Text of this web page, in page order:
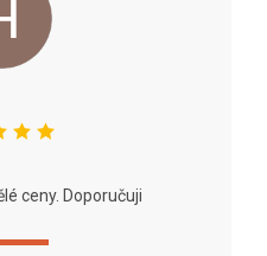
ceny. Doporučuji